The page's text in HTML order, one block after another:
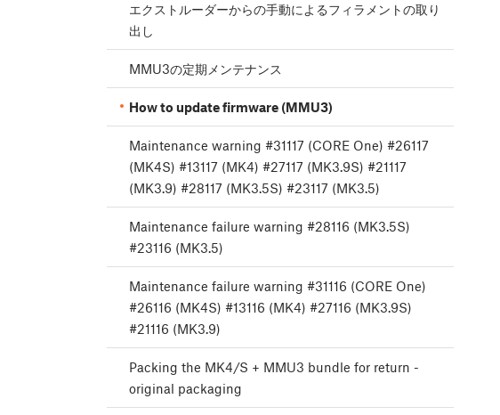
エクストルーダーからの手動によるフィラメントの取り
出し
MMU3の定期メンテナンス
How to update firmware (MMU3)
Maintenance warning #31117 (CORE One) #26117
(MK4S) #13117 (MK4) #27117 (MK3.9S) #21117
(MK3.9) #28117 (MK3.5S) #23117 (MK3.5)
Maintenance failure warning #28116 (MK3.5S)
#23116 (MK3.5)
Maintenance failure warning #31116 (CORE One)
#26116 (MK4S) #13116 (MK4) #27116 (MK3.9S)
#21116 (MK3.9)
Packing the MK4/S + MMU3 bundle for return -
original packaging